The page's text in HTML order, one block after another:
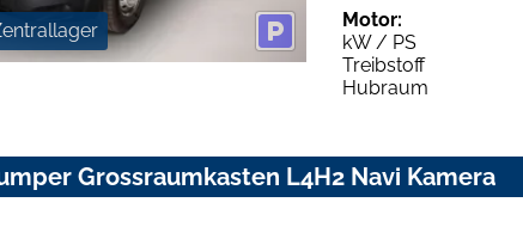
Motor:
kW / PS
Treibstoff
Hubraum
Grossraumkasten L4H2 Navi Kamera